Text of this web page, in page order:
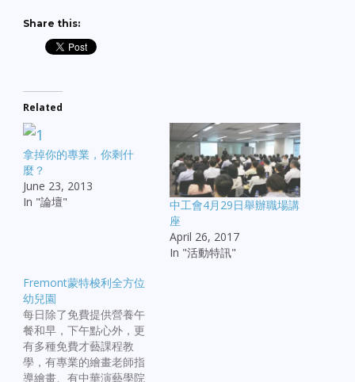
Share this:
Related
拿掉你的專業，你剩什
麼？
June 23, 2013
In "論壇"
中工會4月29日舉辦職場講
座
April 26, 2017
In "活動特訊"
Fremont蒙特梭利全方位
幼兒園
每日除了免費提供營養午
餐和早，下午點心外，更
有多種免費才藝課程教
學，有專業的繪畫老師指
導繪畫、有中華演藝學院